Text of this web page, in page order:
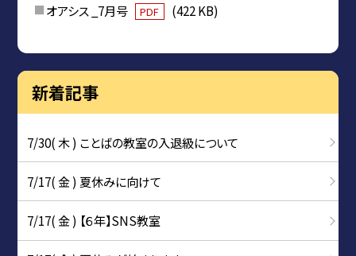
オアシス _7月号 PDF (422 KB)
新着記事
7/30( 木 ) ことばの教室の入退級について
7/17( 金 ) 夏休みに向けて
7/17( 金 ) 【６年】SNS教室